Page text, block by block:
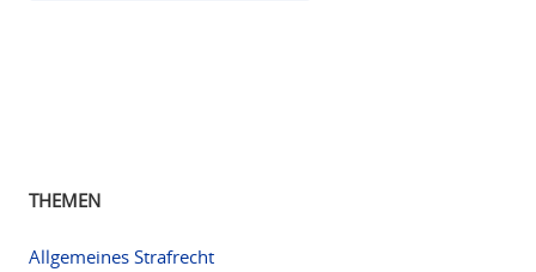
THEMEN
Allgemeines Strafrecht